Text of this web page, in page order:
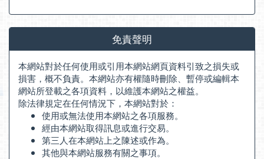
免責聲明
本網站對於任何使用或引用本網站網頁資料引致之損失或
損害，概不負責。本網站亦有權隨時刪除、暫停或編輯本
網站所登載之各項資料，以維護本網站之權益。
除法律規定在任何情況下，本網站對於：
使用或無法使用本網站之各項服務。
經由本網站取得訊息或進行交易。
第三人在本網站上之陳述或作為。
其他與本網站服務有關之事項。